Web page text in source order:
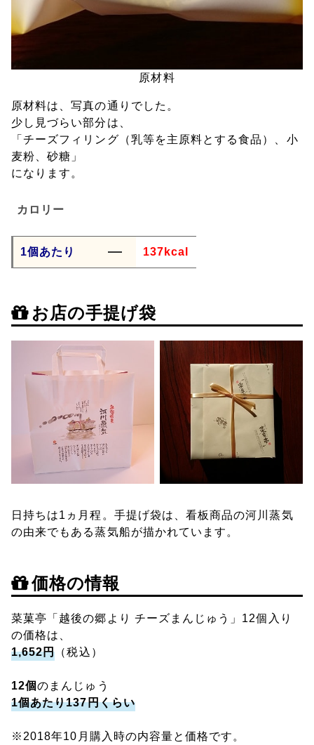
原材料
原材料は、写真の通りでした。
少し見づらい部分は、
「チーズフィリング（乳等を主原料とする食品）、小
麦粉、砂糖」
になります。
カロリー
1個あたり 137kcal
お店の手提げ袋
日持ちは1ヵ月程。手提げ袋は、看板商品の河川蒸気
の由来でもある蒸気船が描かれています。
価格の情報
菜菓亭「越後の郷より チーズまんじゅう」12個入り
の価格は、
1,652円 （税込）
12個のまんじゅう
1個あたり137円くらい
※2018年10月購入時の内容量と価格です。